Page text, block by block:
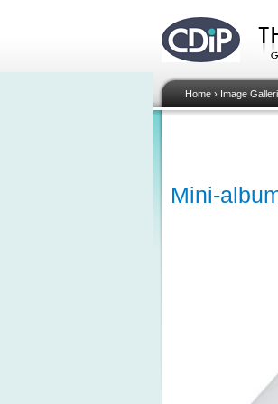
Home› Image
Mini-